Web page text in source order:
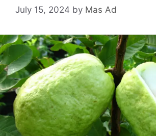
July 15, 2024 by Mas Ad